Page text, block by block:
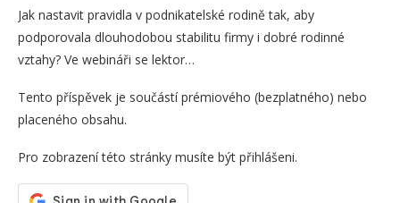
Jak nastavit pravidla v podnikatelské rodině tak, aby
podporovala dlouhodobou stabilitu firmy i dobré rodinné
vztahy? Ve webináři se lektor…
Tento příspěvek je součástí prémiového (bezplatného) nebo
placeného obsahu.
Pro zobrazení této stránky musíte být přihlášeni.